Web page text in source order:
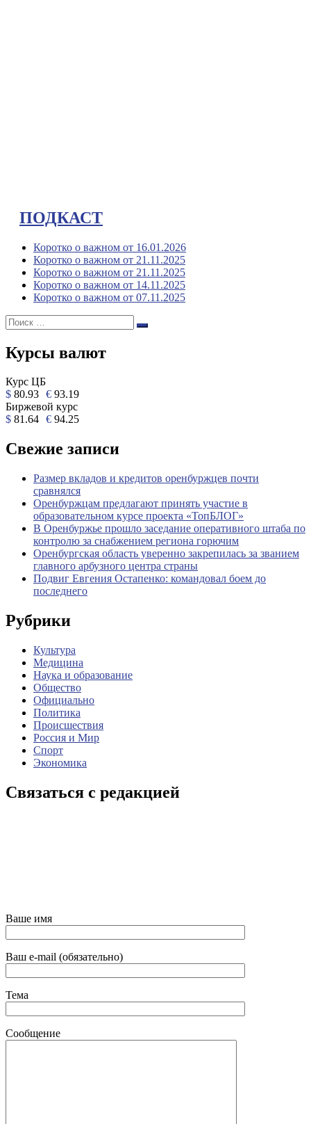
ПОДКАСТ
Коротко о важном от 16.01.2026
Коротко о важном от 21.11.2025
Коротко о важном от 21.11.2025
Коротко о важном от 14.11.2025
Коротко о важном от 07.11.2025
Поиск:
Поиск
Курсы валют
Курс ЦБ
$ 80.93 € 93.19
Биржевой курс
$ 81.64 € 94.25
Свежие записи
Размер вкладов и кредитов оренбуржцев почти
сравнялся
Оренбуржцам предлагают принять участие в
образовательном курсе проекта «ТопБЛОГ»
В Оренбуржье прошло заседание оперативного штаба по
контролю за снабжением региона горючим
Оренбургская область уверенно закрепилась за званием
главного арбузного центра страны
Подвиг Евгения Остапенко: командовал боем до
последнего
Рубрики
Культура
Медицина
Наука и образование
Общество
Официально
Политика
Происшествия
Россия и Мир
Спорт
Экономика
Связаться с редакцией
Ваше имя
Ваш e-mail (обязательно)
Тема
Сообщение